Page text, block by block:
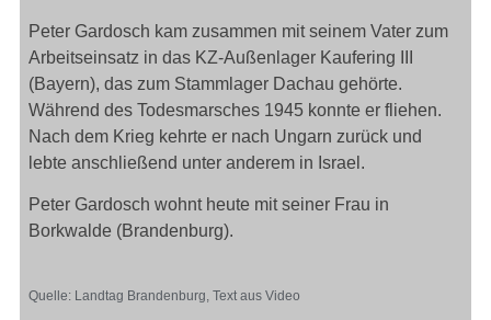
Peter Gardosch kam zusammen mit seinem Vater zum
Arbeitseinsatz in das KZ-Außenlager Kaufering III
(Bayern), das zum Stammlager Dachau gehörte.
Während des Todesmarsches 1945 konnte er fliehen.
Nach dem Krieg kehrte er nach Ungarn zurück und
lebte anschließend unter anderem in Israel.
Peter Gardosch wohnt heute mit seiner Frau in
Borkwalde (Brandenburg).
Quelle: Landtag Brandenburg, Text aus Video